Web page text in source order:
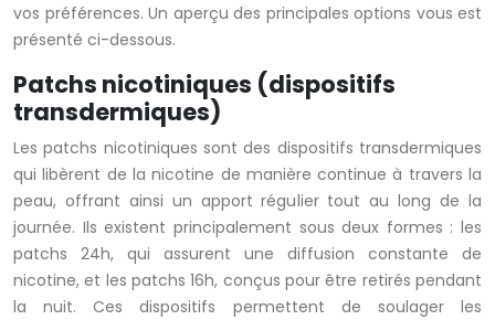
vos préférences. Un aperçu des principales options vous est
présenté ci-dessous.
Patchs nicotiniques (dispositifs
transdermiques)
Les patchs nicotiniques sont des dispositifs transdermiques
qui libèrent de la nicotine de manière continue à travers la
peau, offrant ainsi un apport régulier tout au long de la
journée. Ils existent principalement sous deux formes : les
patchs 24h, qui assurent une diffusion constante de
nicotine, et les patchs 16h, conçus pour être retirés pendant
la nuit. Ces dispositifs permettent de soulager les